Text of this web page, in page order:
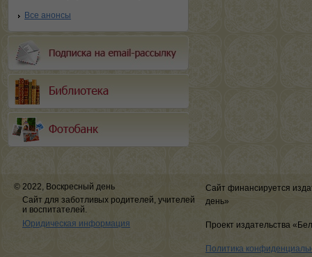
Все анонсы
© 2022, Воскресный день
Сайт для заботливых родителей, учителей
и воспитателей.
Юридическая информация
Сайт финансируется
день»
Проект издательства
Политика